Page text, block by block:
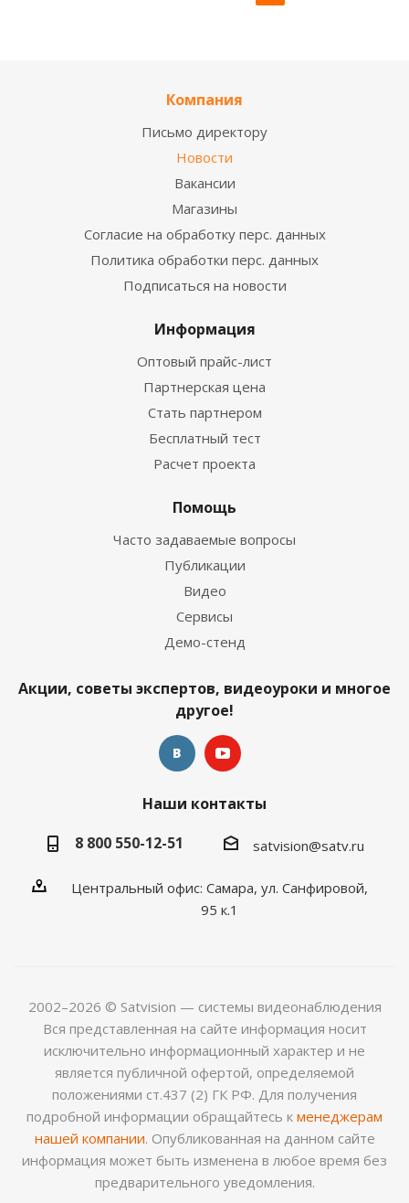
Компания
Письмо директору
Новости
Вакансии
Магазины
Согласие на обработку перс. данных
Политика обработки перс. данных
Подписаться на новости
Информация
Оптовый прайс-лист
Партнерская цена
Стать партнером
Бесплатный тест
Расчет проекта
Помощь
Часто задаваемые вопросы
Публикации
Видео
Сервисы
Демо-стенд
Акции, советы экспертов, видеоуроки и многое
другое!
Наши контакты
8 800 550-12-51
satvision@satv.ru
Центральный офис: Самара, ул. Санфировой,
95 к.1
2002–2026 © Satvision — системы видеонаблюдения
Вся представленная на сайте информация носит
исключительно информационный характер и не
является публичной офертой, определяемой
положениями ст.437 (2) ГК РФ. Для получения
подробной информации обращайтесь к менеджерам
нашей компании. Опубликованная на данном сайте
информация может быть изменена в любое время без
предварительного уведомления.